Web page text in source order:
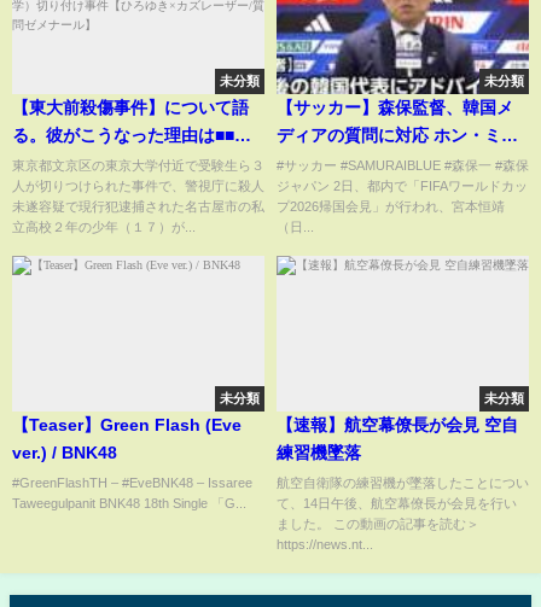
未分類
【東大前殺傷事件】について語
る。彼がこうなった理由は■■で
す。ジョーカー事件の模倣？大
学入学共通テスト試験会場（東
京大学）切り付け事件【ひろゆ
ル】
東京都文京区の東京大学付近で受験生ら３
人が切りつけられた事件で、警視庁に殺人
未遂容疑で現行犯逮捕された名古屋市の私
立高校２年の少年（１７）が...
未分類
【サッカー】森保監督、韓国メ
ディアの質問に対応 ホン・ミョ
ンボ監督を気遣う「褒める報道
をして」
#サッカー #SAMURAIBLUE #森保一 #森保
ジャパン 2日、都内で「FIFAワールドカッ
プ2026帰国会見」が行われ、宮本恒靖
（日...
未分類
【Teaser】Green Flash (Eve
ver.) / BNK48
#GreenFlashTH – #EveBNK48 – Issaree
Taweegulpanit BNK48 18th Single 「G...
未分類
【速報】航空幕僚長が会見 空自
練習機墜落
航空自衛隊の練習機が墜落したことについ
て、14日午後、航空幕僚長が会見を行い
ました。 この動画の記事を読む＞
https://news.nt...